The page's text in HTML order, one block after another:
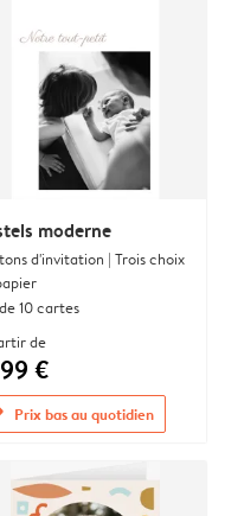
moderne
d'invitation | Trois choix
10 cartes
de
€
Prix bas au quotidien